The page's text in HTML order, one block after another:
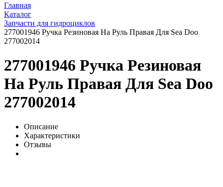
Главная
Каталог
Запчасти для гидроциклов
277001946 Ручка Резиновая На Руль Правая Для Sea Doo
277002014
277001946 Ручка Резиновая
На Руль Правая Для Sea Doo
277002014
Описание
Характеристики
Отзывы